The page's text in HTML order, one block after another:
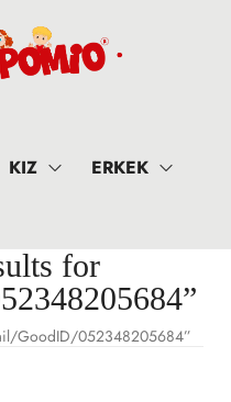
KIZ ERKEK
for
GoodID/052348205684”